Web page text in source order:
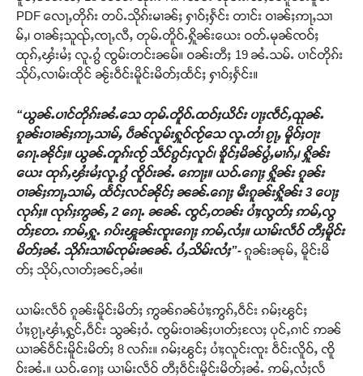
PDF လေႃႇတိုၵ်း တပ်ႉသိုၵ်းမၢၼ်ႈ ႁၢဝ်ႈႁႅင်း တၢင်း ဝၢၼ်ႈဢႃႇသၢ
မ်ႇ၊ ဝၢၼ်ႈသူၺ်ႇၸႃႇလီႇ တုမ်ႉတိူဝ်ႉႁိူၼ်းယေး ဝတ်ႉမုၼ်ၸဝ်ႈ
ထုၵ်ႇၾႆးမႆႈ လူႉၵွႆ ၸွမ်းတင်းၼမ်။ ဝၼ်းတီႈ 19 ၼႆႉသမ်ႉ ပၢင်တိုၵ်း
သိုပ်ႇလၢမ်းထိုင် ၼႂ်းဝဵင်းမိူင်းမိတ်ႈထႅင်ႈ ႁၢဝ်ႈႁႅင်း။
“ယွၼ်ႉပၢင်တိုၵ်းၼႆႉသေ တုမ်ႉတိူဝ်ႉထဝ်ႈယိင်း ပႃႈၸဵင်ႇၺုၼ်ႉ
ၵူၼ်းဝၢၼ်ႈဢႃႇသၢမ်ႇ ပဵၼ်လူမ်းႁူဝ်ၸႂ်သေ လူႉတၢႆ ၵႂႃႇ မိူဝ်ႈဝႃး
ၵေႃႉၼိုင်ႈ။ ယွၼ်ႉတူၵ်းၸႂ် သဵင်ၵွင်ႈလူင်၊ ၶိူင်ႈမိၼ်ပွႆႇမၢၵ်ႇ၊ ႁိူၼ်း
ယေး ထုၵ်ႇၾႆးမႆႈလူႉၵွႆ ၸိူဝ်းၼႆႉ ဢေႃႈ။ ယဝ်ႉၵေႃႈ ႁိူၼ်း ၵူၼ်း
ဝၢၼ်ႈဢႃႇသၢမ်ႇ ထႅင်ႈလင်ၼိုင်ႈ ၼၼ်ႉၵေႃႈ မီးၵူၼ်းႁိူၼ်း 3 ပေႃႈ
လုၵ်ႈ။ လုၵ်ႈဢွၼ်ႇ 2 ၵေႃႉ ၼၼ်ႉ ၸွင်ႇတၼ်း ပၢႆႈလွတ်ႈ ဢမ်ႇလွ
တ်ႈတႄႉ ဢမ်ႇႁူႉ ၵပ်းၾူၼ်းၸူးၵေႃႈ ဢမ်ႇလႆႈ။ ယၢမ်းလဵဝ် တီႈမိူင်း
မိတ်ႈၼႆႉ သိုၵ်းသၢမ်ၸုမ်းၼၼ်ႉ ပႆႇသိမ်းလႆႈ”- ၵူၼ်းၼုမ်ႇ မိူင်းမိ
တ်ႈ သိုပ်ႇလၢတ်ႈၼင်ႇၼႆ။
ယၢမ်းလဵဝ် ၵူၼ်းမိူင်းမိတ်ႈ ဢွၼ်ၵၼ်ပၢႆႈဢွၵ်ႇဝဵင်း ၵမ်ႈၽွင်ႈ
ပၢႆႈၵႂႃႇၾၢႆႇႁွင်ႇဝဵင်း သွၼ်ႈဝႆႉ ၸွမ်းဝၢၼ်ႈပၢတ်ႈလႄႈ ပုင်ႇၵၢင် ဢၼ်
ယၢၼ်ဝဵင်းမိူင်းမိတ်ႈ 8 လၵ်း။ ၵမ်ႈၽွင်ႈ ပၢႆႈလူင်းၸူး ဝဵင်းလိူဝ်ႇ ၸိူ
ဝ်းၼႆႉ။ ယဝ်ႉၵေႃႈ ယၢမ်းလဵဝ် တီႈဝဵင်းမိူင်းမိတ်ႈၼႆႉ ဢမ်ႇလႆႈလႅ